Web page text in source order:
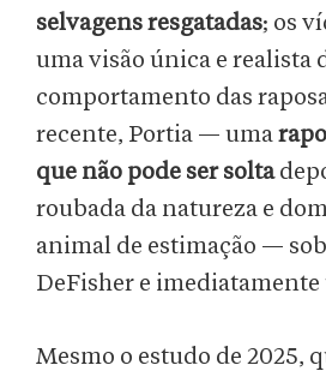
selvagens resgatadas; os
uma visão única e realista
comportamento das
recente, Portia — uma
que não pode ser solta
roubada da natureza e
animal de estimação —
DeFisher e
Mesmo o estudo de 2025,